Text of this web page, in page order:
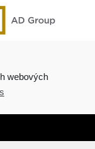
osobních údajů|
webových